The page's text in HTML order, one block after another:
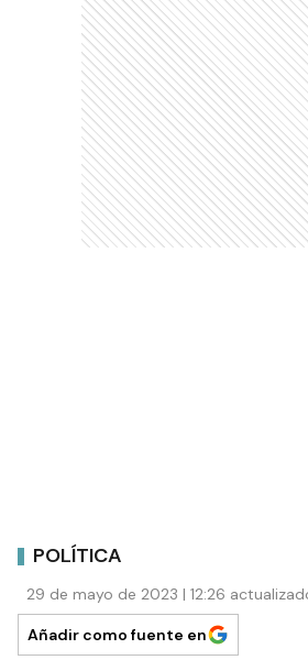
POLÍTICA
29 de mayo de 2023 | 12:26
Añadir como fuente en